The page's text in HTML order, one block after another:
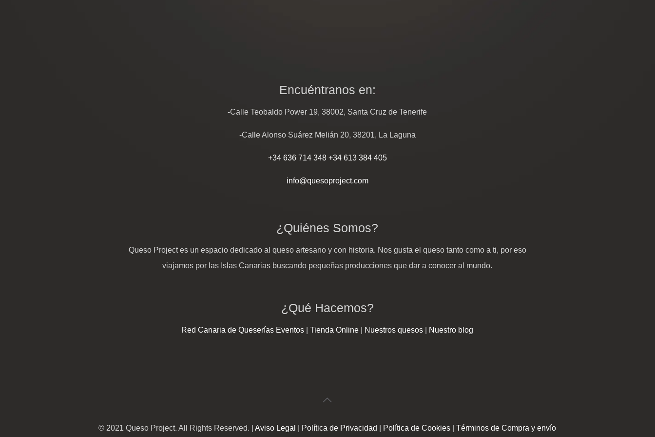
Encuéntranos en:
-Calle Teobaldo Power 19, 38002, Santa Cruz de Tenerife
-Calle Alonso Suárez Melián 20, 38201, La Laguna
+34 636 714 348 +34 613 384 405
info@quesoproject.com
¿Quiénes Somos?
Queso Project es un espacio dedicado al queso artesano y con historia. Nos gusta el queso tanto como a ti, por eso
viajamos por las Islas Canarias buscando pequeñas producciones que dar a conocer al mundo.
¿Qué Hacemos?
Red Canaria de Queserías Eventos |Tienda Online Nuestros quesos Nuestro blog
© 2021 Queso Project. All Rights Reserved. |Aviso Legal Política de Privacidad Política de Cookies |Términos de Compra y envío